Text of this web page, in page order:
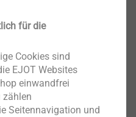
mit
für die
Cookies sind
EJOT Websites
einwandfrei
zählen
Seitennavigation und